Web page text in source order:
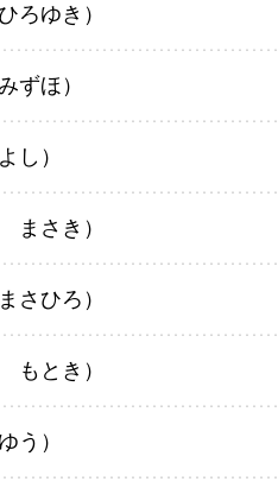
ゆき）
ほ）
）
さき）
ひろ）
とき）
）